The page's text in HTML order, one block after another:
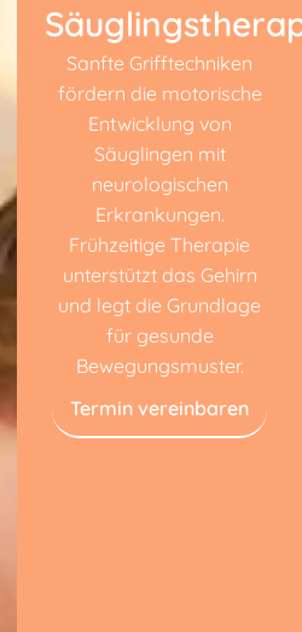
Sanfte Grifftechniken
fördern die motorische
Entwicklung von
Säuglingen mit
neurologischen
Erkrankungen.
Frühzeitige Therapie
unterstützt das Gehirn
und legt die Grundlage
für gesunde
Bewegungsmuster.
Termin vereinbaren